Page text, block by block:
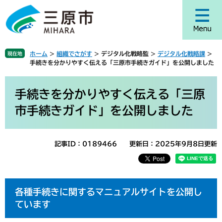
ジ
頭
す
ュ
飛
し
現在地 ホーム > 組織でさがす > デジタル化戦略監 > デジタル化戦略課 >
手続きを分かりやすく伝える「三原市手続きガイド」を公開しました
手続きを分かりやすく伝える「三原
市手続きガイド」を公開しました
記事ID：0189466 更新日：2025年9月8日更新
各種手続きに関するマニュアルサイトを公開し
ています